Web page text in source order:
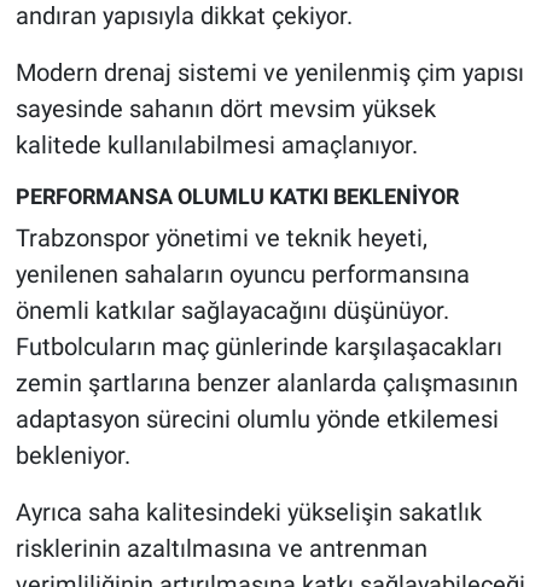
andıran yapısıyla dikkat çekiyor.
Modern drenaj sistemi ve yenilenmiş çim yapısı
sayesinde sahanın dört mevsim yüksek
kalitede kullanılabilmesi amaçlanıyor.
PERFORMANSA OLUMLU KATKI BEKLENİYOR
Trabzonspor yönetimi ve teknik heyeti,
yenilenen sahaların oyuncu performansına
önemli katkılar sağlayacağını düşünüyor.
Futbolcuların maç günlerinde karşılaşacakları
zemin şartlarına benzer alanlarda çalışmasının
adaptasyon sürecini olumlu yönde etkilemesi
bekleniyor.
Ayrıca saha kalitesindeki yükselişin sakatlık
risklerinin azaltılmasına ve antrenman